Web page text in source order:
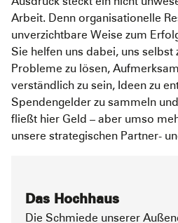
Arbeit. Denn organisationelle
unverzichtbare Weise zum
Sie helfen uns dabei, uns selbst
Probleme zu lösen,
verständlich zu sein, Ideen zu
Spendengelder zu sammeln
fließt hier Geld – aber umso
unsere strategischen Partner-
Das Hochhaus
Die Schmiede unserer